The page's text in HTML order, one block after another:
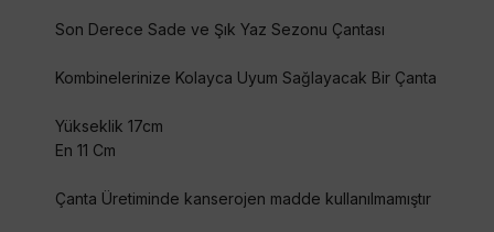
Son Derece Sade ve Şık Yaz Sezonu Çantası
Kombinelerinize Kolayca Uyum Sağlayacak Bir Çanta
Yükseklik 17cm
En 11 Cm
Çanta Üretiminde kanserojen madde kullanılmamıştır